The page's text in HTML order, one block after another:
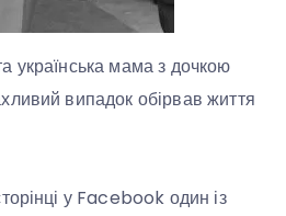
українська мама з дочкою
випадок обірвав життя
у Facebook один із